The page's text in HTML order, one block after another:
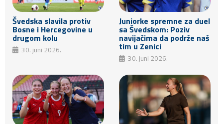
Švedska slavila protiv
Bosne i Hercegovine u
drugom kolu
30. juni 2026.
Juniorke spremne za duel
sa Švedskom: Poziv
navijačima da podrže naš
tim u Zenici
30. juni 2026.